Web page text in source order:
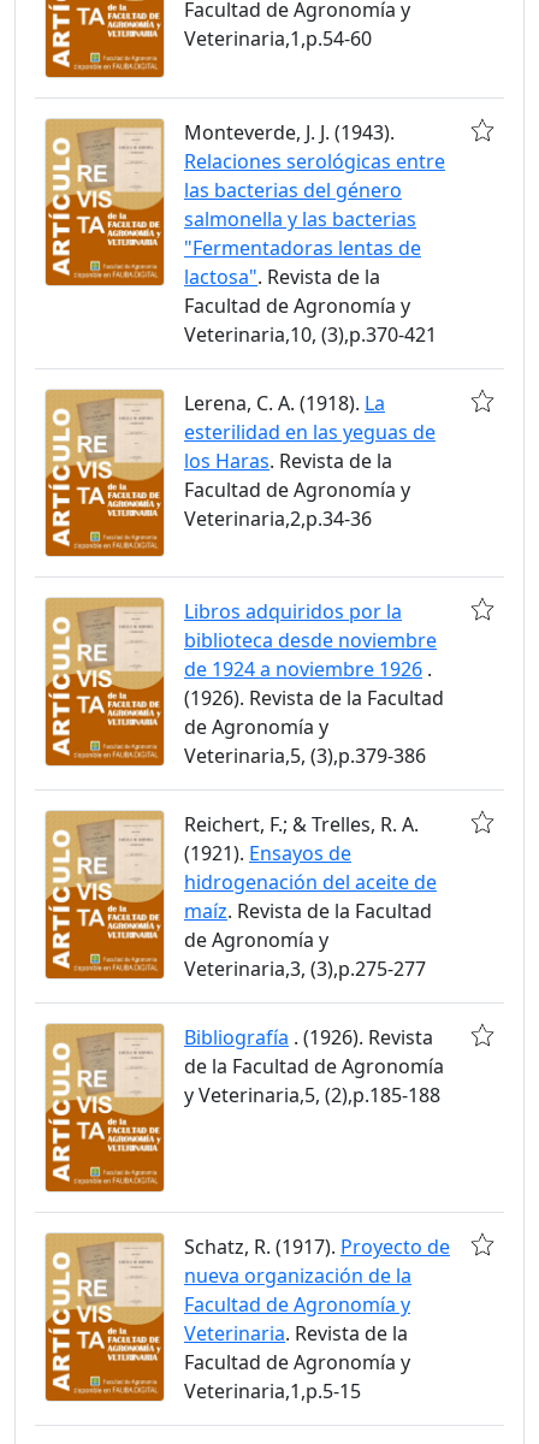
Facultad de Agronomía y
Veterinaria,1,p.54-60
Monteverde, J. J. (1943).
Relaciones serológicas entre
las bacterias del género
salmonella y las bacterias
"Fermentadoras lentas de
lactosa". Revista de la
Facultad de Agronomía y
Veterinaria,10, (3),p.370-421
Lerena, C. A. (1918). La
esterilidad en las yeguas de
los Haras. Revista de la
Facultad de Agronomía y
Veterinaria,2,p.34-36
Libros adquiridos por la
biblioteca desde noviembre
de 1924 a noviembre 1926 .
(1926). Revista de la Facultad
de Agronomía y
Veterinaria,5, (3),p.379-386
Reichert, F.; & Trelles, R. A.
(1921). Ensayos de
hidrogenación del aceite de
maíz. Revista de la Facultad
de Agronomía y
Veterinaria,3, (3),p.275-277
Bibliografía . (1926). Revista
de la Facultad de Agronomía
y Veterinaria,5, (2),p.185-188
Schatz, R. (1917). Proyecto de
nueva organización de la
Facultad de Agronomía y
Veterinaria. Revista de la
Facultad de Agronomía y
Veterinaria,1,p.5-15